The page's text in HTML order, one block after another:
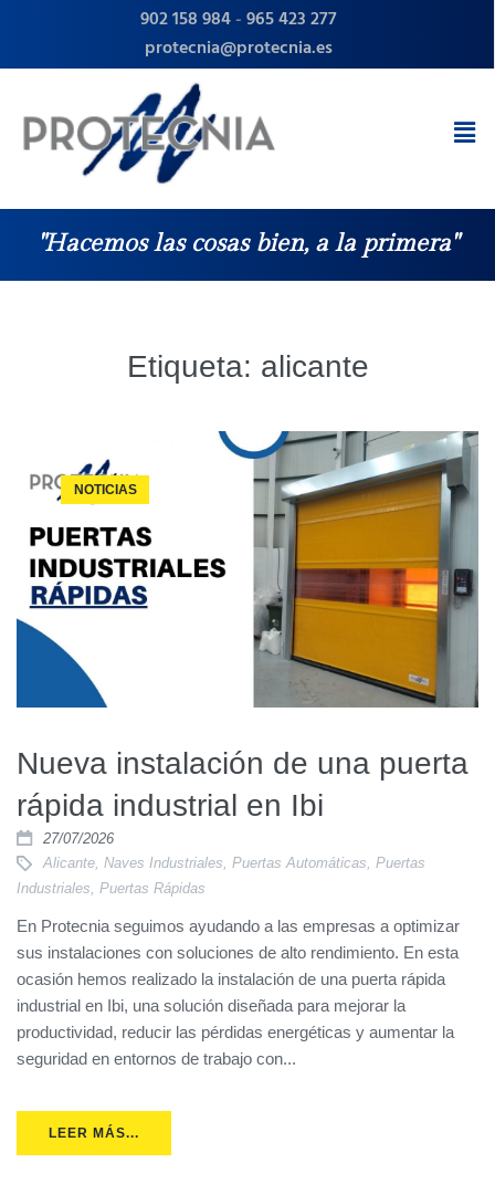
902 158 984-965 423 277
protecnia@protecnia.es
"Hacemos las cosas bien, a la primera"
Etiqueta: alicante
NOTICIAS
Nueva instalación de una puerta
rápida industrial en Ibi
27/07/2026
Alicante, Naves Industriales, Puertas Automáticas, Puertas
Industriales Puertas Rápidas
En Protecnia seguimos ayudando a las empresas a optimizar
sus instalaciones con soluciones de alto rendimiento. En esta
ocasión hemos realizado la instalación de una puerta rápida
industrial en Ibi, una solución diseñada para mejorar la
productividad, reducir las pérdidas energéticas y aumentar la
seguridad en entornos de trabajo con...
LEER MÁS...